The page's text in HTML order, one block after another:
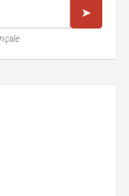
➤